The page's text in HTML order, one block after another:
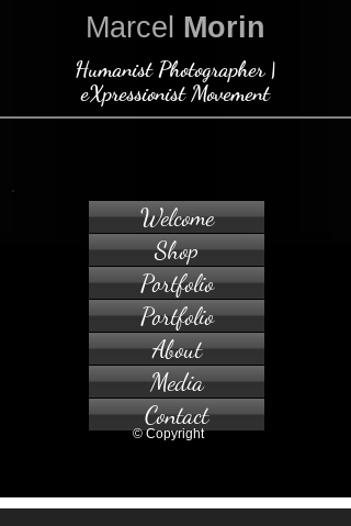
Marcel Morin
Humanist Photographer |
eXpressionist Movement
Welcome
Shop
Portfolio
Portfolio
About
Media
Contact
© Copyright